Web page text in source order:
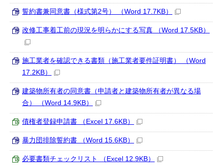
誓約書兼同意書（様式第2号） （Word 17.7KB）
改修工事着工前の現況を明らかにする写真 （Word 17.5KB）
施工業者を確認できる書類（施工業者要件証明書） （Word
17.2KB）
建築物所有者の同意書（申請者と建築物所有者が異なる場
合） （Word 14.9KB）
債権者登録申請書 （Excel 17.6KB）
暴力団排除誓約書 （Word 15.6KB）
必要書類チェックリスト （Excel 12.9KB）